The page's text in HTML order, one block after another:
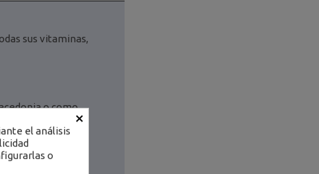
sus vitaminas,
o como
×
el análisis
o